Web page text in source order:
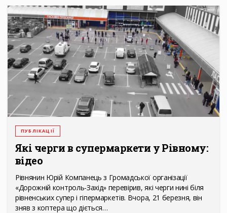
ПУБЛІКАЦІЇ
Які черги в супермаркети у Рівному:
відео
Рівнянин Юрій Компанець з Громадської організації
«Дорожній контроль-Захід» перевірив, які черги нині біля
рівненських супер і гіпермаркетів. Вчора, 21 березня, він
зняв з коптера що діється…